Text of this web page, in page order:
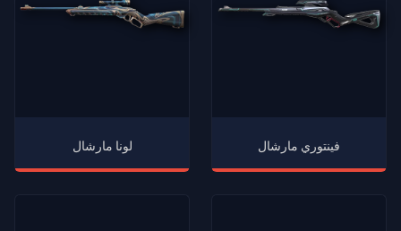
لونا مارشال فينتوري مارشال